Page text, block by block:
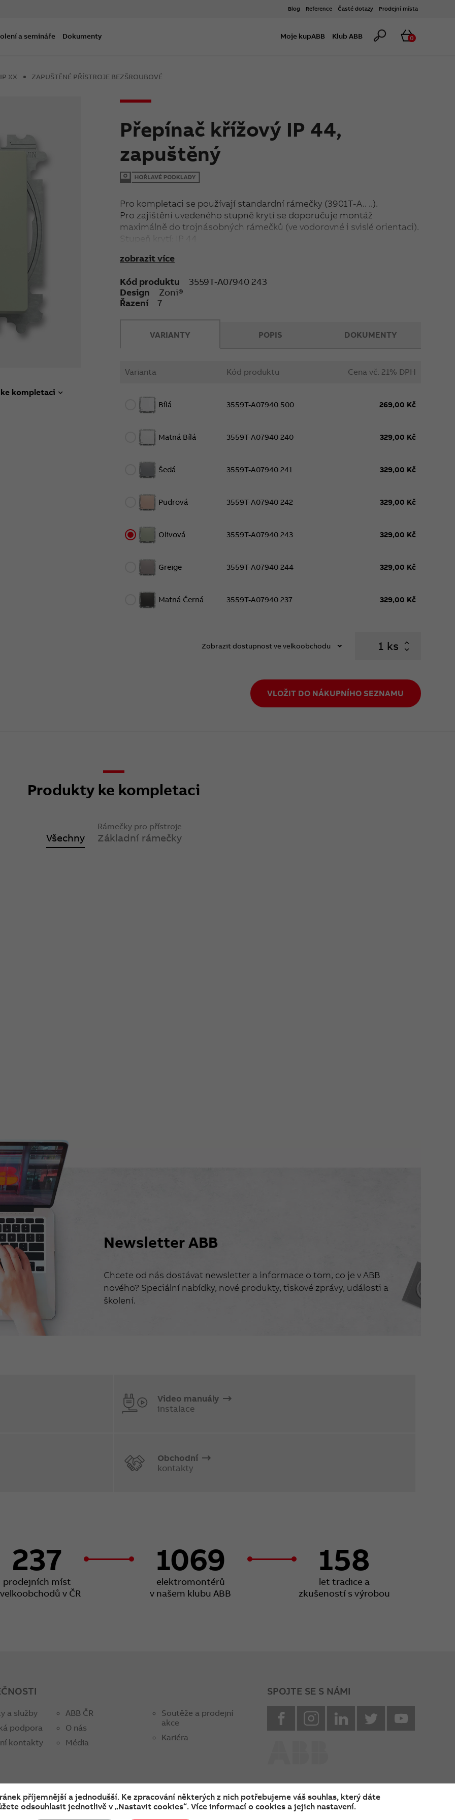
Blog Reference Časté dotazy Prodejní místa
a semináře Dokumenty Moje kupABB Klub ABB Hledat
0
XX ZAPUŠTĚNÉ PŘÍSTROJE BEZŠROUBOVÉ
Přepínač křížový IP 44,
zapuštěný
Pro kompletaci se používají standardní rámečky (3901T-A.. ..).
Pro zajištění uvedeného stupně krytí se doporučuje montáž
maximálně do trojnásobných rámečků (ve vodorovné i svislé orientaci).
Stupeň krytí: IP 44
Bezšroubové svorky (pro vodiče 1,5 - 2,5 mm²).
Přístroj splňuje uvedený stupeň krytí při montáži na svislou, hladkou a
neporézní stěnu.
zobrazit více
Kód produktu
3559T-A07940 243
Design
Zoni®
Řazení
7
kompletaci
VARIANTY
Varianta Kód produktu Cena vč. 21% DPH
Bílá 3559T-A07940 500 269,00 Kč
Matná Bílá 3559T-A07940 240 329,00 Kč
Šedá 3559T-A07940 241 329,00 Kč
Pudrová 3559T-A07940 242 329,00 Kč
Olivová 3559T-A07940 243 329,00 Kč
Greige 3559T-A07940 244 329,00 Kč
Matná Černá 3559T-A07940 237 329,00 Kč
Zobrazit dostupnost ve velkoobchodu ks
VLOŽIT DO NÁKUPNÍHO SEZNAMU
POPIS DOKUMENTY
Produkty ke kompletaci
Všechny
Rámečky pro přístroje
Základní rámečky
Newsletter ABB
Chcete od nás dostávat newsletter a informace o tom, co je v ABB
nového? Speciální nabídky, nové produkty, tiskové zprávy, události a
školení.
Video manuály
instalace
Obchodní
kontakty
237
prodejních míst
v ČR
1069
elektromontérů
v našem klubu ABB
158
let tradice a
zkušeností s výrobou
a služby
podpora
kontakty
ABB ČR
O nás
Média
Soutěže a prodejní
akce
Kariéra
SPOJTE SE S NÁMI
facebook instagramLinkedin twitter
příjemnější a jednodušší. Ke zpracování některých z nich potřebujeme váš souhlas, který dáte
odsouhlasit jednotlivě v „Nastavit cookies“. Více informací o cookies a jejich nastavení.